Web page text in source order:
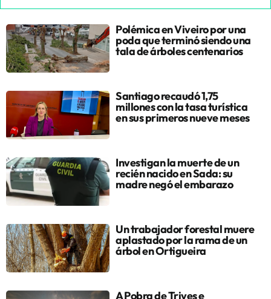
Polémica en Viveiro por una
poda que terminó siendo una
tala de árboles centenarios
Santiago recaudó 1,75
millones con la tasa turística
en sus primeros nueve meses
Investigan la muerte de un
recién nacido en Sada: su
madre negó el embarazo
Un trabajador forestal muere
aplastado por la rama de un
árbol en Ortigueira
A Pobra de Trives e